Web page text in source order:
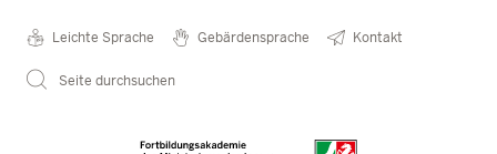
Metanavigation
Leichte Sprache Gebärdensprache Kontakt
Seite durchsuchen